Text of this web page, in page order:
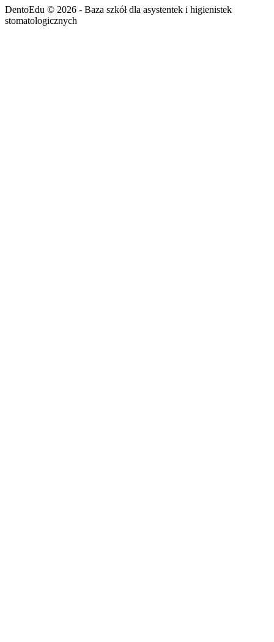
DentoEdu © 2026 - Baza szkół dla asystentek i higienistek
stomatologicznych